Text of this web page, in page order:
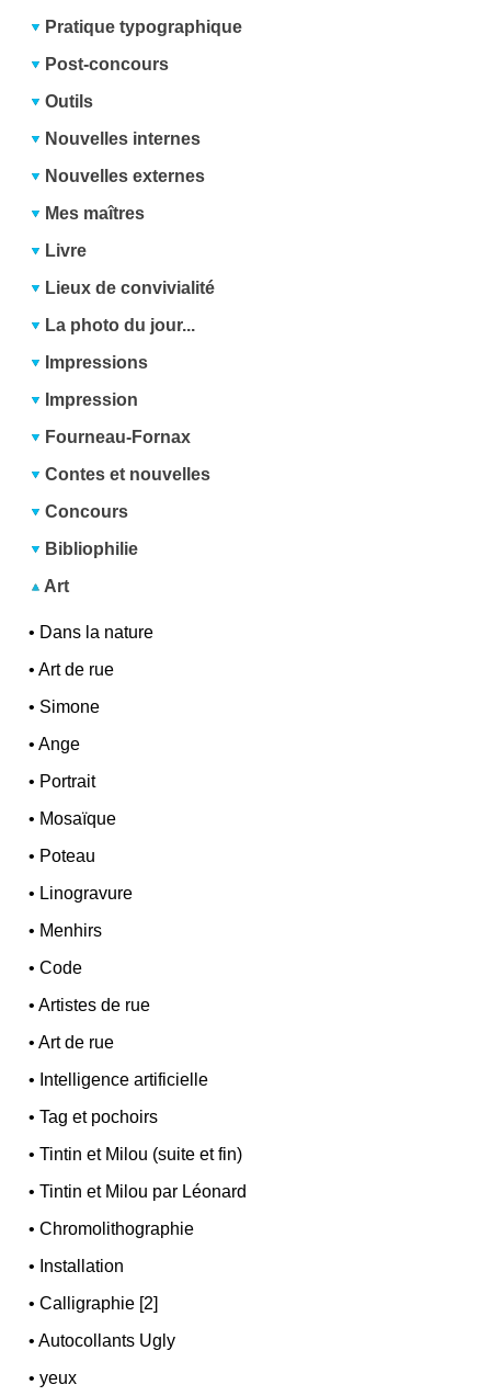
Pratique typographique
Post-concours
Outils
Nouvelles internes
Nouvelles externes
Mes maîtres
Livre
Lieux de convivialité
La photo du jour...
Impressions
Impression
Fourneau-Fornax
Contes et nouvelles
Concours
Bibliophilie
Art
• Dans la nature
•Art de rue
• Simone
•Ange
• Portrait
• Mosaïque
• Poteau
• Linogravure
• Menhirs
•Code
•Artistes de rue
•Art de rue
• Intelligence artificielle
•Tag et pochoirs
•Tintin et Milou (suite et fin)
•Tintin et Milou par Léonard
•Chromolithographie
• Installation
•Calligraphie [2]
•Autocollants Ugly
•yeux